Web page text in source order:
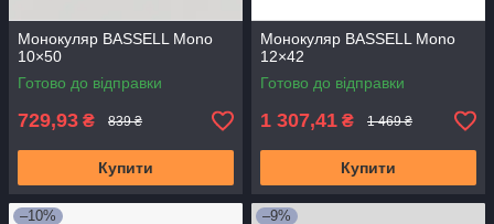
Монокуляр BASSELL Mono
10×50
Готово до відправки
729,93 ₴ 839 ₴
Купити
Монокуляр BASSELL Mono
12×42
Готово до відправки
1 307,41 ₴ 1 469 ₴
Купити
–10% –9%